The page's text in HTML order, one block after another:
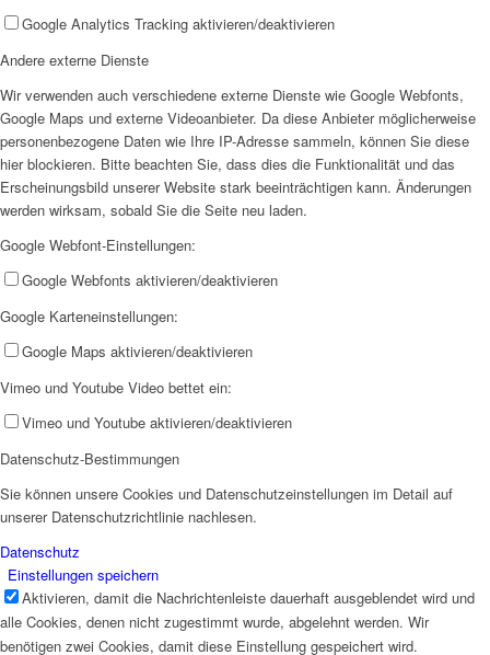
Google Analytics Tracking aktivieren/deaktivieren
Andere externe Dienste
Wir verwenden auch verschiedene externe Dienste wie Google Webfonts,
Google Maps und externe Videoanbieter. Da diese Anbieter möglicherweise
personenbezogene Daten wie Ihre IP-Adresse sammeln, können Sie diese
hier blockieren. Bitte beachten Sie, dass dies die Funktionalität und das
Erscheinungsbild unserer Website stark beeinträchtigen kann. Änderungen
werden wirksam, sobald Sie die Seite neu laden.
Google Webfont-Einstellungen:
Google Webfonts aktivieren/deaktivieren
Google Karteneinstellungen:
Google Maps aktivieren/deaktivieren
Vimeo und Youtube Video bettet ein:
Vimeo und Youtube aktivieren/deaktivieren
Datenschutz-Bestimmungen
Sie können unsere Cookies und Datenschutzeinstellungen im Detail auf
unserer Datenschutzrichtlinie nachlesen.
Datenschutz
Einstellungen speichern
Aktivieren, damit die Nachrichtenleiste dauerhaft ausgeblendet wird und
alle Cookies, denen nicht zugestimmt wurde, abgelehnt werden. Wir
benötigen zwei Cookies, damit diese Einstellung gespeichert wird.